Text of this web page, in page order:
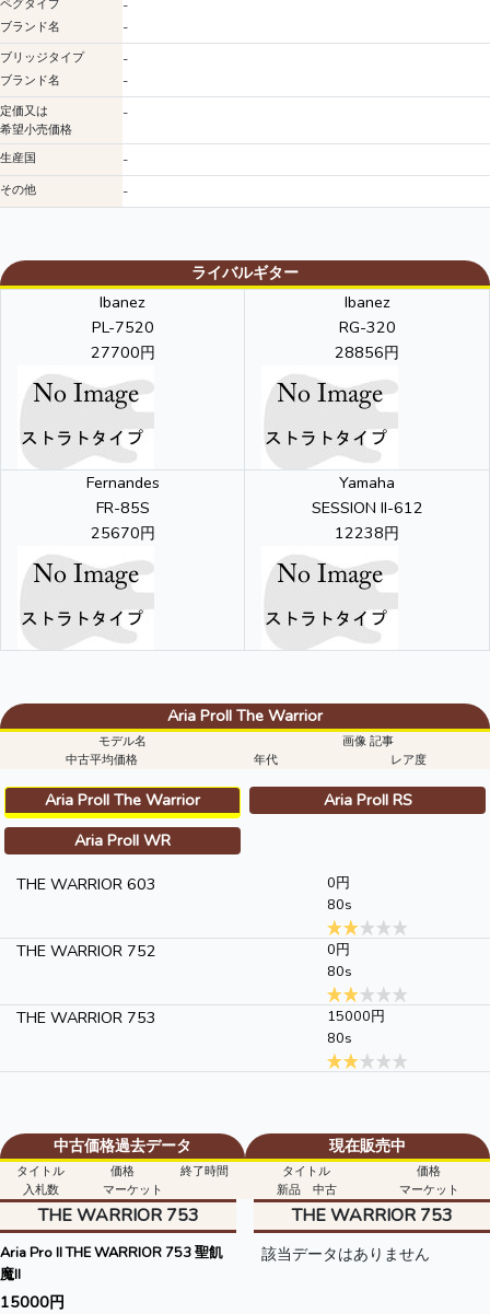
ペグタイプ
ブランド名
-
-
ブリッジタイプ
ブランド名
-
-
定価又は
希望小売価格
-
生産国 -
その他 -
ライバルギター
Ibanez
PL-7520
27700円
Ibanez
RG-320
28856円
Fernandes
FR-85S
25670円
Yamaha
SESSION II-612
12238円
Aria ProII The Warrior
モデル名
画像 記事
中古平均価格
年代 レア度
Aria ProII The Warrior
Aria ProII RS
Aria ProII WR
THE WARRIOR 603
0円
80s
THE WARRIOR 752
0円
80s
THE WARRIOR 753
15000円
80s
中古価格過去データ 現在販売中
タイトル 価格
終了時間
入札数
マーケット
タイトル
価格
新品 中古
マーケット
THE WARRIOR 753
Aria Pro II THE WARRIOR 753 聖飢
魔II
15000円
THE WARRIOR 753
該当データはありません